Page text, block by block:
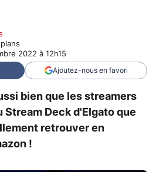
2022 à 12h15
Ajoutez-nous en favori
bien que les streamers
Stream Deck d'Elgato que
retrouver en
!